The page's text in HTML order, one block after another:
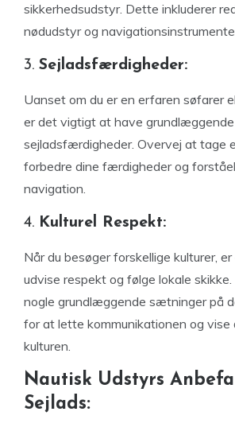
sikkerhedsudstyr. Dette inkluderer
nødudstyr og
3. Sejladsfærdigheder:
Uanset om du er en erfaren søfarer
er det vigtigt at have grundlæggende
sejladsfærdigheder. Overvej at tage
forbedre dine færdigheder og
navigation.
4. Kulturel Respekt:
Når du besøger forskellige kulturer,
udvise respekt og følge lokale
nogle grundlæggende sætninger på
for at lette kommunikationen og vise
kulturen.
Nautisk Udstyrs
Sejlads: